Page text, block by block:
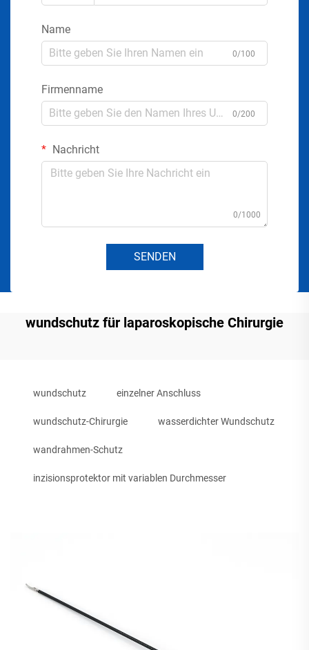
Name
0/100
Firmenname
0/200
Nachricht
0/1000
SENDEN
wundschutz für laparoskopische Chirurgie
wundschutz einzelner Anschluss
wundschutz-Chirurgie wasserdichter Wundschutz
wandrahmen-Schutz
inzisionsprotektor mit variablen Durchmesser